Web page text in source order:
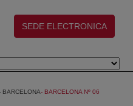
(abre en nueva ventana)
SEDE ELECTRONICA
BARCELONA BARCELONA Nº 06